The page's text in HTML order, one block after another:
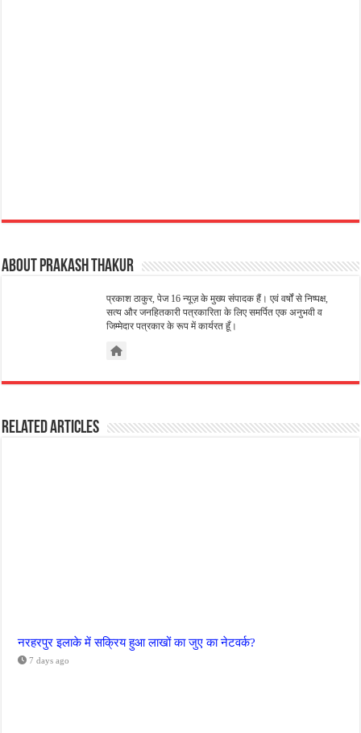
About Prakash Thakur
प्रकाश ठाकुर, पेज 16 न्यूज़ के मुख्य संपादक हैं। एवं वर्षों से निष्पक्ष,
सत्य और जनहितकारी पत्रकारिता के लिए समर्पित एक अनुभवी व
जिम्मेदार पत्रकार के रूप में कार्यरत हूँ।
Related Articles
नरहरपुर इलाके में सक्रिय हुआ लाखों का जुए का नेटवर्क?
7 days ago